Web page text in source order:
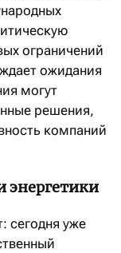
ограничений
ожидания
могут
решения,
компаний
энергетики
сегодня уже